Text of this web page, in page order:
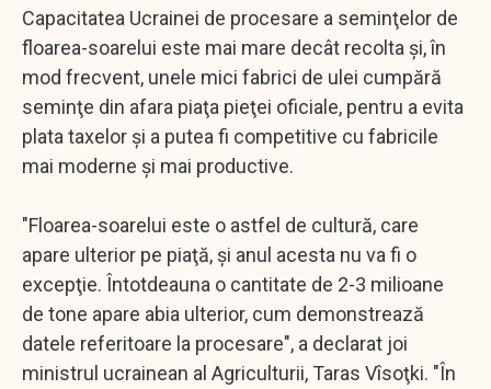
Capacitatea Ucrainei de procesare a seminţelor de
floarea-soarelui este mai mare decât recolta şi, în
mod frecvent, unele mici fabrici de ulei cumpără
seminţe din afara piaţa pieţei oficiale, pentru a evita
plata taxelor şi a putea fi competitive cu fabricile
mai moderne şi mai productive.
"Floarea-soarelui este o astfel de cultură, care
apare ulterior pe piaţă, şi anul acesta nu va fi o
excepţie. Întotdeauna o cantitate de 2-3 milioane
de tone apare abia ulterior, cum demonstrează
datele referitoare la procesare", a declarat joi
ministrul ucrainean al Agriculturii, Taras Vîsoţki. "În